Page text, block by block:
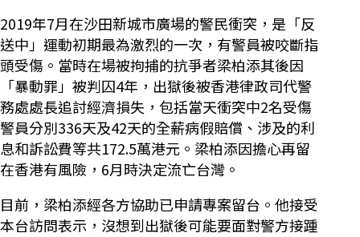
2019年7月在沙田新城市廣場的警民衝突，是「反
送中」運動初期最為激烈的一次，有警員被咬斷指
頭受傷。當時在場被拘捕的抗爭者梁柏添其後因
「暴動罪」被判囚4年，出獄後被香港律政司代警
務處處長追討經濟損失，包括當天衝突中2名受傷
警員分別336天及42天的全薪病假賠償、涉及的利
息和訴訟費等共172.5萬港元。梁柏添因擔心再留
在香港有風險，6月時決定流亡台灣。
目前，梁柏添經各方協助已申請專案留台。他接受
本台訪問表示，沒想到出獄後可能要面對警方接踵